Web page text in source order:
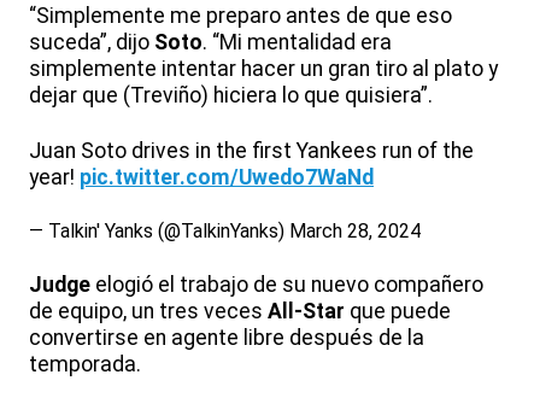
“Simplemente me preparo antes de que eso
suceda”, dijo Soto. “Mi mentalidad era
simplemente intentar hacer un gran tiro al plato y
dejar que (Treviño) hiciera lo que quisiera”.
Juan Soto drives in the first Yankees run of the
year! pic.twitter.com/Uwedo7WaNd
— Talkin' Yanks (@TalkinYanks) March 28, 2024
Judge elogió el trabajo de su nuevo compañero
de equipo, un tres veces All-Star que puede
convertirse en agente libre después de la
temporada.